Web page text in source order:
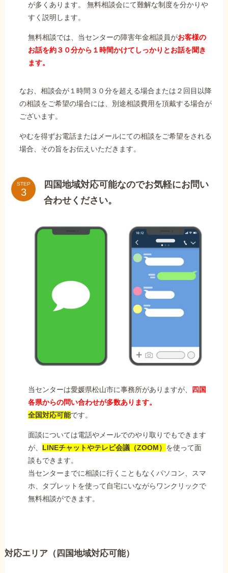
が多くあります。 無料相談会にて難解な制度を分かりや
すく説明します。
無料相談では、当センターの障害年金相談員がお客様の
お話を約３０分から１時間かけてしっかりとお話を聞き
ます。
なお、相談会が１時間３０分を超える場合または２回目以降
の相談をご希望の場合には、別途相談費用を頂戴する場合が
ございます。
やむを得ずお電話またはメールにての相談をご希望をされる
場合、その旨をお伝えいただきます。
STEP
四国地域対応可能なのでお気軽にお問い
合わせください。
当センターは愛媛県松山市に事務所がありますが、
四国
各県からの問い合わせが多数あります。
全国対応可能です。
面談については電話やメールでのやり取りでもできます
が、 LINEチャットやテレビ会議（ZOOM） を使って面
談もできます。
当センターまでに相談に行くこともなくパソコン、スマ
ホ、タブレットを使って自宅にいながらワンクリックで
無料相談ができます。
対応エリア（四国地域対応可能）